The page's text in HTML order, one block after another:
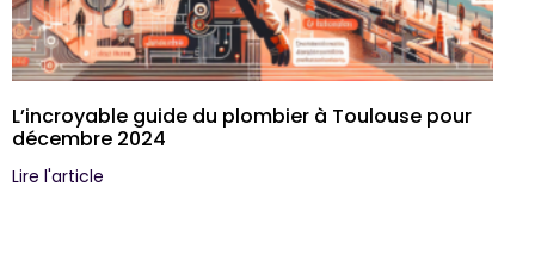
L’incroyable guide du plombier à Toulouse pour
décembre 2024
Lire l'article